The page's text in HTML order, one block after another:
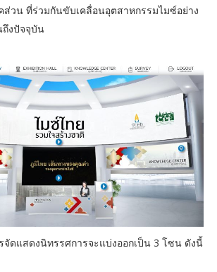
วน ที่ร่วมกันขับเคลื่อนอุตสาหกรรมไมซ์อย่าง
ถึงปัจจุบัน
จัดแสดงนิทรรศการจะแบ่งออกเป็น 3 โซน ดังนี้